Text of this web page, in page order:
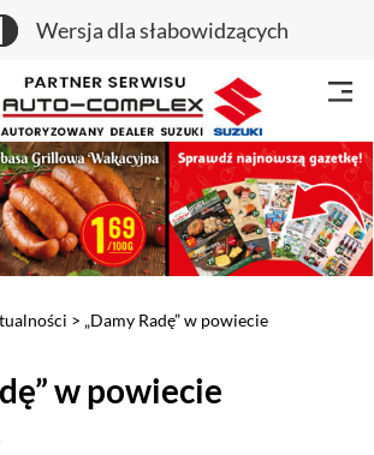
Wersja dla słabowidzących
> „Damy Radę” w powiecie
w powiecie